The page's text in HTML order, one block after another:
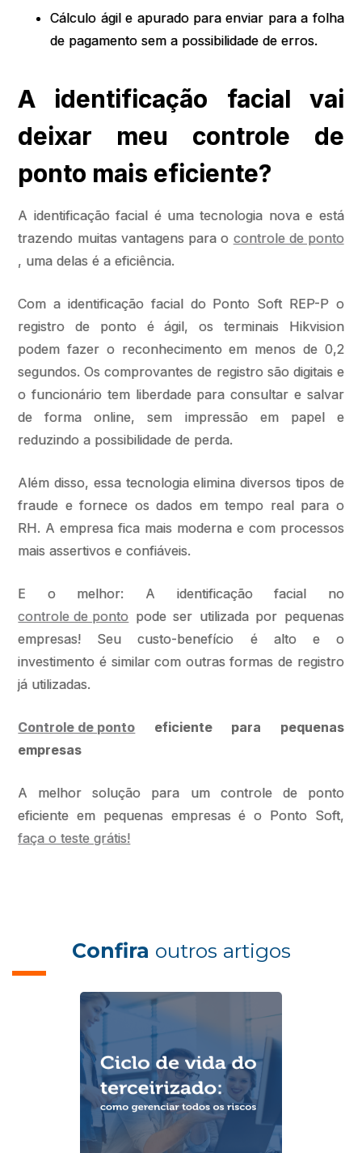
Cálculo ágil e apurado para enviar para a folha
de pagamento sem a possibilidade de erros.
A identificação facial vai
deixar meu controle de
ponto mais eficiente?
A identificação facial é uma tecnologia nova e está
trazendo muitas vantagens para o controle de ponto
, uma delas é a eficiência.
Com a identificação facial do Ponto Soft REP-P o
registro de ponto é ágil, os terminais Hikvision
podem fazer o reconhecimento em menos de 0,2
segundos. Os comprovantes de registro são digitais e
o funcionário tem liberdade para consultar e salvar
de forma online, sem impressão em papel e
reduzindo a possibilidade de perda.
Além disso, essa tecnologia elimina diversos tipos de
fraude e fornece os dados em tempo real para o
RH. A empresa fica mais moderna e com processos
mais assertivos e confiáveis.
E o melhor: A identificação facial no
controle de ponto pode ser utilizada por pequenas
empresas! Seu custo-benefício é alto e o
investimento é similar com outras formas de registro
já utilizadas.
Controle de ponto eficiente para pequenas
empresas
A melhor solução para um controle de ponto
eficiente em pequenas empresas é o Ponto Soft,
faça o teste grátis!
Confira outros artigos